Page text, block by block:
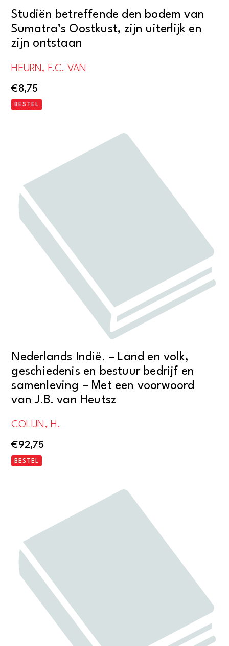
Studiën betreffende den bodem van
Sumatra’s Oostkust, zijn uiterlijk en
zijn ontstaan
HEURN, F.C. VAN
€8,75
BESTEL
Nederlands Indië. – Land en volk,
geschiedenis en bestuur bedrijf en
samenleving – Met een voorwoord
van J.B. van Heutsz
COLIJN, H.
€92,75
BESTEL